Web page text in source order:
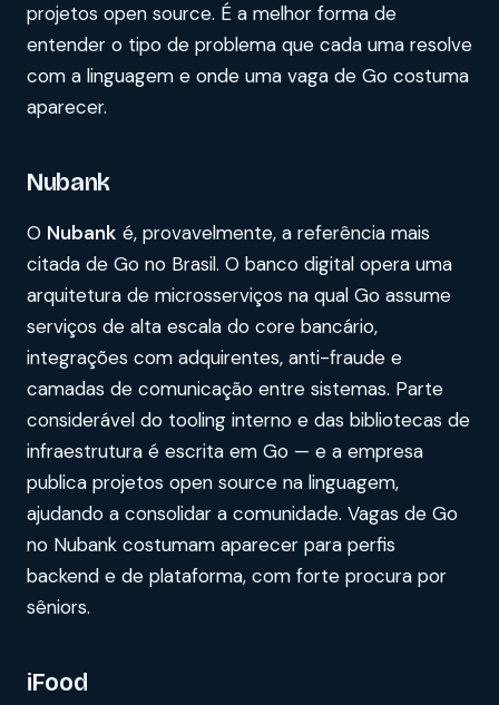
projetos open source. É a melhor forma de
entender o tipo de problema que cada uma resolve
com a linguagem e onde uma vaga de Go costuma
aparecer.
Nubank
O Nubank é, provavelmente, a referência mais
citada de Go no Brasil. O banco digital opera uma
arquitetura de microsserviços na qual Go assume
serviços de alta escala do core bancário,
integrações com adquirentes, anti-fraude e
camadas de comunicação entre sistemas. Parte
considerável do tooling interno e das bibliotecas de
infraestrutura é escrita em Go — e a empresa
publica projetos open source na linguagem,
ajudando a consolidar a comunidade. Vagas de Go
no Nubank costumam aparecer para perfis
backend e de plataforma, com forte procura por
sêniors.
iFood